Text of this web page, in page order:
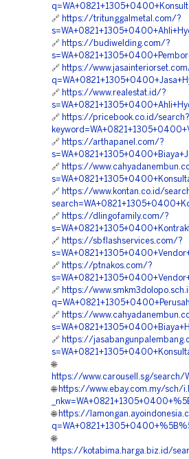
🔗 https://tritunggalmetal.com/?
🔗 https://budiwelding.com/?
🔗 https://
🔗 https://www.realestat.id/?
🔗 https://pricebook.co.id/search?
🔗 https://arthapanel.com/?
🔗 https://
🔗 https://www.kontan.co.id/
🔗 https://dlingofamily.com/?
🔗 https://sbflashservices.com/?
🔗 https://ptnakos.com/?
🔗 https://
🔗 https://
🔗 https://
🌐
https://www.carousell.sg/
🌐 https://www.ebay.com.my/sch/
🌐 https://
🌐
https://kotabima.harga.biz.id/